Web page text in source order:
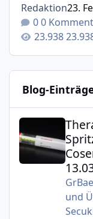
Redaktion23.
0
Blog-
Therapieverlauf
und